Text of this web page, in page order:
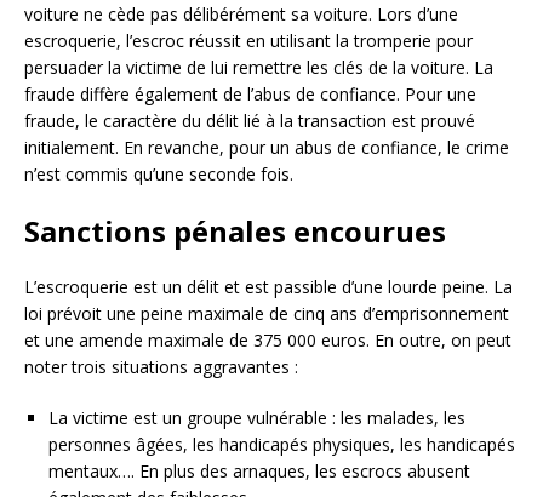
voiture ne cède pas délibérément sa voiture. Lors d’une
escroquerie, l’escroc réussit en utilisant la tromperie pour
persuader la victime de lui remettre les clés de la voiture. La
fraude diffère également de l’abus de confiance. Pour une
fraude, le caractère du délit lié à la transaction est prouvé
initialement. En revanche, pour un abus de confiance, le crime
n’est commis qu’une seconde fois.
Sanctions pénales encourues
L’escroquerie est un délit et est passible d’une lourde peine. La
loi prévoit une peine maximale de cinq ans d’emprisonnement
et une amende maximale de 375 000 euros. En outre, on peut
noter trois situations aggravantes :
La victime est un groupe vulnérable : les malades, les
personnes âgées, les handicapés physiques, les handicapés
mentaux…. En plus des arnaques, les escrocs abusent